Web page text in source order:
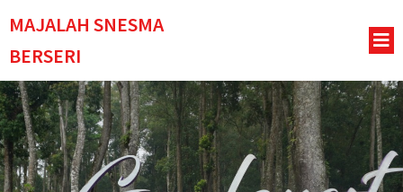
MAJALAH SNESMA
BERSERI